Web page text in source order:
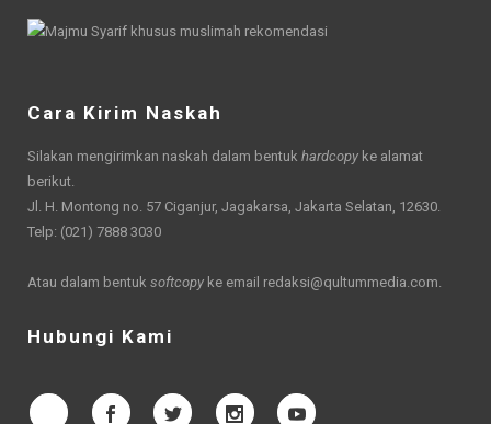
Cara Kirim Naskah
Silakan mengirimkan naskah dalam bentuk hardcopy ke alamat
berikut.
Jl. H. Montong no. 57 Ciganjur, Jagakarsa, Jakarta Selatan, 12630.
Telp: (021) 7888 3030
Atau dalam bentuk softcopy ke email redaksi@qultummedia.com
Hubungi Kami